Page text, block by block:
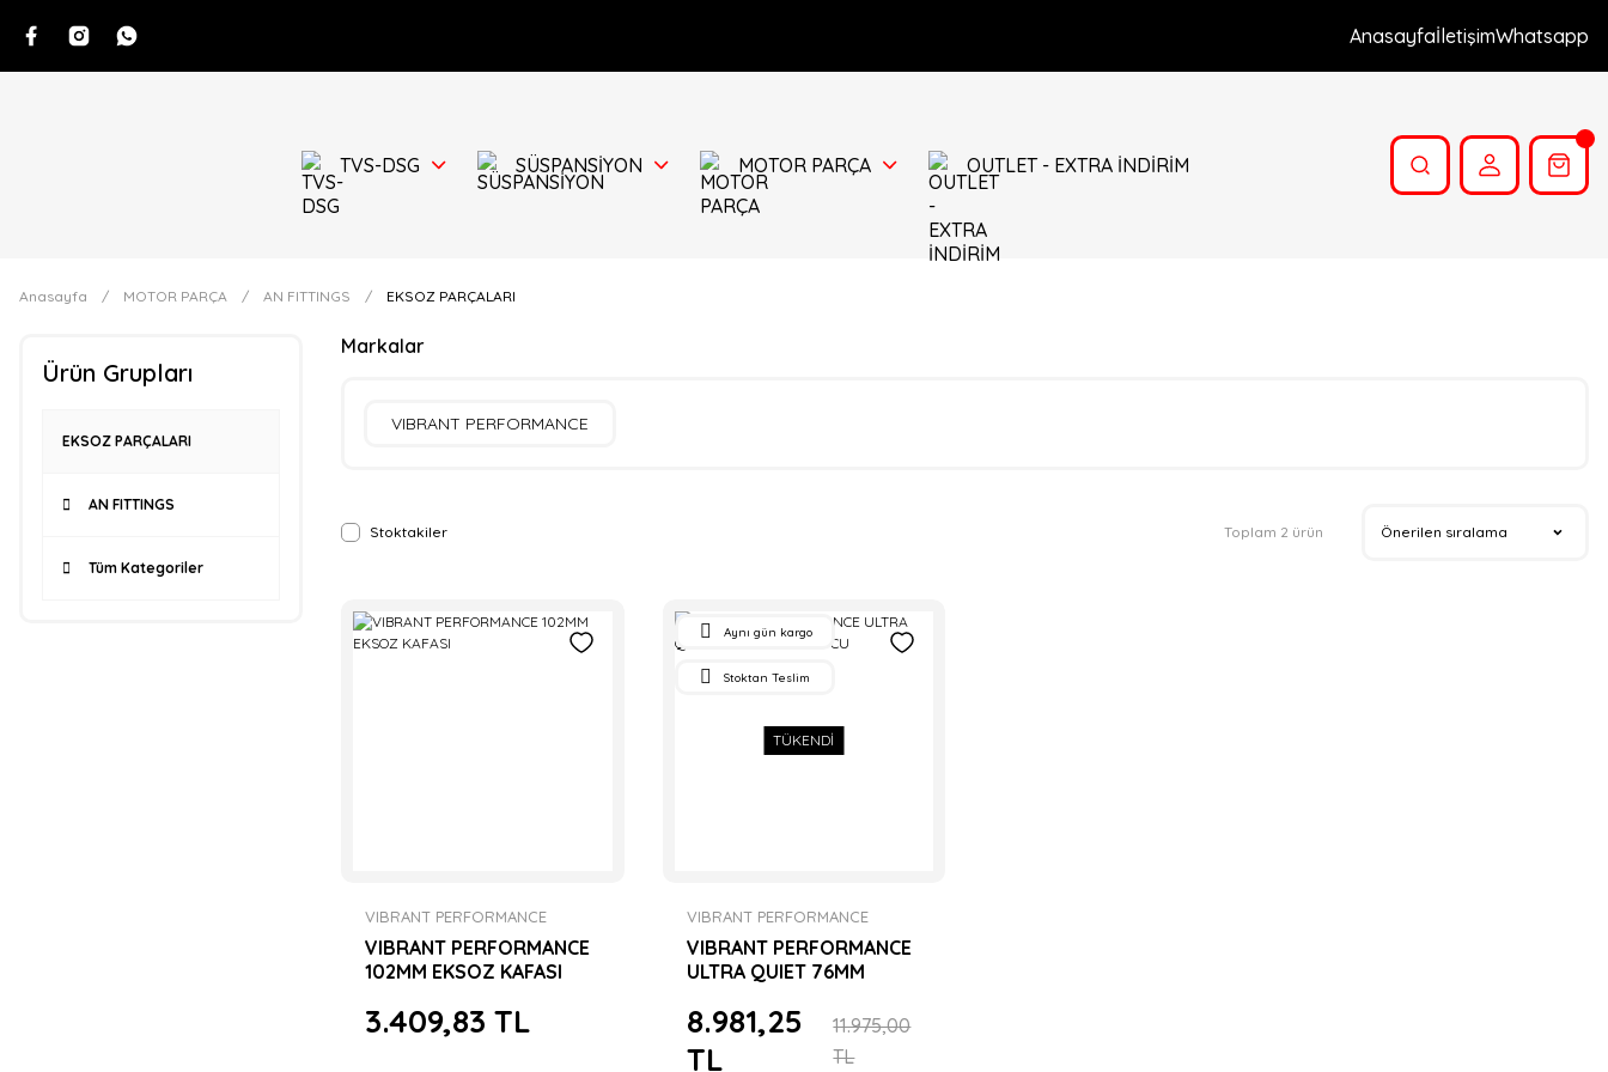
AnasayfaİletişimWhatsapp
TVS-DSG SÜSPANSİYON MOTOR PARÇA OUTLET - EXTRA İNDİRİM
Anasayfa MOTOR PARÇA AN FITTINGS EKSOZ PARÇALARI
Ürün Grupları
EKSOZ PARÇALARI
AN FITTINGS
Tüm Kategoriler
Markalar
VIBRANT PERFORMANCE
Stoktakiler Toplam 2 ürün
VIBRANT PERFORMANCE
VIBRANT PERFORMANCE
102MM EKSOZ KAFASI
3.409,83 TL
TÜKENDİ
Aynı gün kargo
Stoktan Teslim
VIBRANT PERFORMANCE
VIBRANT PERFORMANCE
ULTRA QUIET 76MM
8.981,25
TL
11.975,00
TL